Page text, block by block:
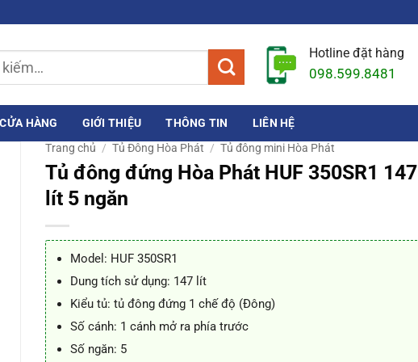
Hotline đặt hàng
098.599.8481
CỬA HÀNG GIỚI THIỆU THÔNG TIN LIÊN HỆ
Trang chủ / Tủ Đông Hòa Phát / Tủ đông mini Hòa Phát
Tủ đông đứng Hòa Phát HUF 350SR1 147
lít 5 ngăn
Model: HUF 350SR1
Dung tích sử dụng: 147 lít
Kiểu tủ: tủ đông đứng 1 chế độ (Đông)
Số cánh: 1 cánh mở ra phía trước
Số ngăn: 5